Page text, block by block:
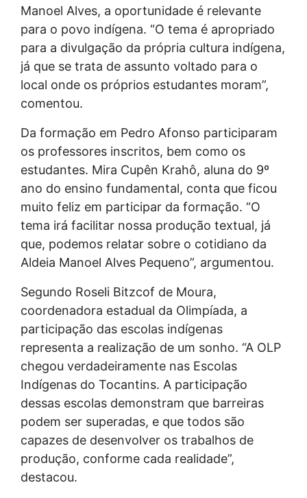
Manoel Alves, a oportunidade é relevante
para o povo indígena. “O tema é apropriado
para a divulgação da própria cultura indígena,
já que se trata de assunto voltado para o
local onde os próprios estudantes moram”,
comentou.
Da formação em Pedro Afonso participaram
os professores inscritos, bem como os
estudantes. Mira Cupên Krahô, aluna do 9º
ano do ensino fundamental, conta que ficou
muito feliz em participar da formação. “O
tema irá facilitar nossa produção textual, já
que, podemos relatar sobre o cotidiano da
Aldeia Manoel Alves Pequeno”, argumentou.
Segundo Roseli Bitzcof de Moura,
coordenadora estadual da Olimpíada, a
participação das escolas indígenas
representa a realização de um sonho. “A OLP
chegou verdadeiramente nas Escolas
Indígenas do Tocantins. A participação
dessas escolas demonstram que barreiras
podem ser superadas, e que todos são
capazes de desenvolver os trabalhos de
produção, conforme cada realidade”,
destacou.